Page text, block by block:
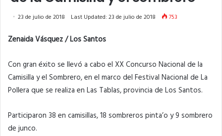
23 de julio de 2018 Last Updated: 23 de julio de 2018 753
Zenaida Vásquez / Los Santos
Con gran éxito se llevó a cabo el XX Concurso Nacional de la
Camisilla y el Sombrero, en el marco del Festival Nacional de La
Pollera que se realiza en Las Tablas, provincia de Los Santos.
Participaron 38 en camisillas, 18 sombreros pinta’o y 9 sombrero
de junco.